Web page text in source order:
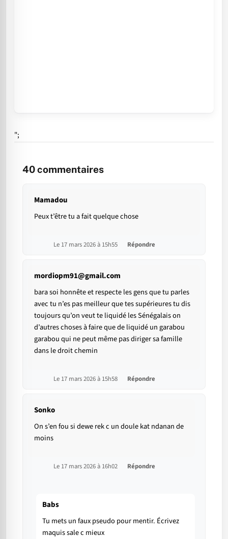
";
40commentaires
Mamadou
Peux t’être tu a fait quelque chose
Le 17 mars 2026 à 15h55 Répondre
mordiopm91@gmail.com
bara soi honnête et respecte les gens que tu parles
avec tu n’es pas meilleur que tes supérieures tu dis
toujours qu’on veut te liquidé les Sénégalais on
d’autres choses à faire que de liquidé un garabou
garabou qui ne peut même pas diriger sa famille
dans le droit chemin
Le 17 mars 2026 à 15h58 Répondre
Sonko
On s’en fou si dewe rek c un doule kat ndanan de
moins
Le 17 mars 2026 à 16h02 Répondre
Babs
Tu mets un faux pseudo pour mentir. Écrivez
maquis sale c mieux